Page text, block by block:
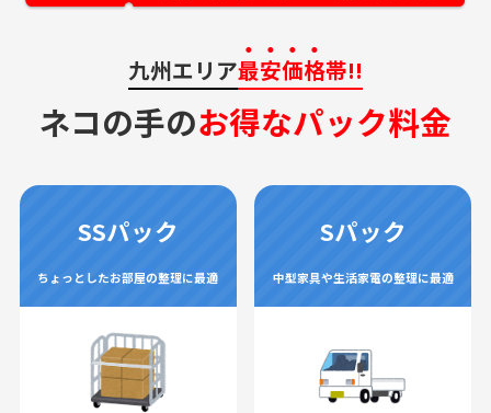
九州エリア最安価格帯!!
ネコの手のお得なパック料金
SSパック
ちょっとしたお部屋の整理に最適
Sパック
中型家具や生活家電の整理に最適